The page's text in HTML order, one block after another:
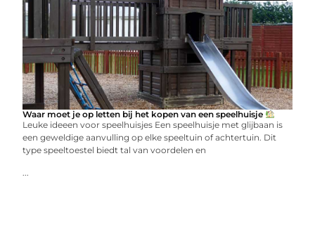
Waar moet je op letten bij het kopen van een speelhuisje
Leuke ideeen voor speelhuisjes Een speelhuisje met glijbaan is
een geweldige aanvulling op elke speeltuin of achtertuin. Dit
type speeltoestel biedt tal van voordelen en
...